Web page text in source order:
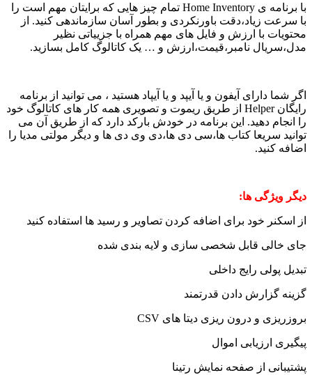
با برنامه ی Home Inventory تمام چیز هایی که برایتان مهم است را
با سرعت زیاد،دقت باورنکردی و بطور آسان سازماندهی کنید. از
محتویات با ارزش و فایل های مهم همراه با جزییاتی نظیر
مدل،سریال نامبر،قیمت،ارزش و … یک کاتالوگ کامل بسازید.
اگر شما دارای آیفون و یا آیپد و یا آیپاد هستید ، می توانید از برنامه
رایگان Helper از طریق ریموت و تصویری همه کار های کاتالوگ خود
را انجام دهید. این برنامه در خودش بارکد دارد که از طریق آن می
توانید سریعا کتاب ها،سی دی ها،دی وی دی ها و دیگر مولتی مدیا را
اضافه کنید.
دیگر ویژگی ها:
از اسکنر خود برای اضافه کردن تصاویر و رسید ها استفاده کنید
جای خالی قابل شخصی سازی و لایه بندی شده
تبدیل پولی رایج داخلی
گزینه گزارش دادن قدرتمند
بروزریزی و درون ریزی دیتا های CSV
پیگیری ارزیابی اموال
پشتیبانی از صفحه نمایش رتینا